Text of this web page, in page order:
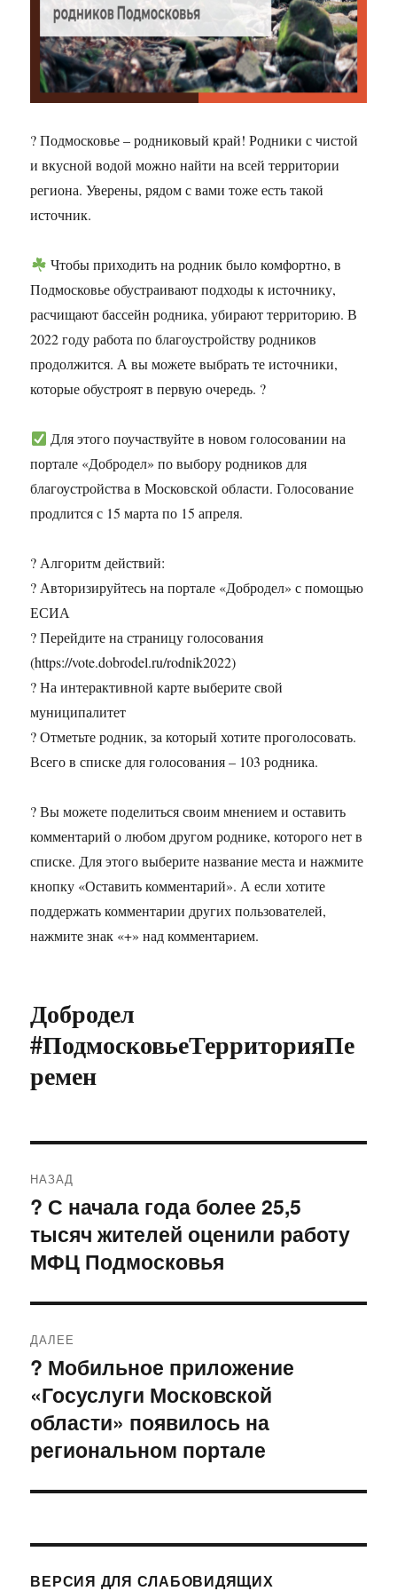
? Подмосковье – родниковый край! Родники с чистой
и вкусной водой можно найти на всей территории
региона. Уверены, рядом с вами тоже есть такой
источник.
Чтобы приходить на родник было комфортно, в
Подмосковье обустраивают подходы к источнику,
расчищают бассейн родника, убирают территорию. В
2022 году работа по благоустройству родников
продолжится. А вы можете выбрать те источники,
которые обустроят в первую очередь. ?
Для этого поучаствуйте в новом голосовании на
портале «Добродел» по выбору родников для
благоустройства в Московской области. Голосование
продлится с 15 марта по 15 апреля.
? Алгоритм действий:
? Авторизируйтесь на портале «Добродел» с помощью
ЕСИА
? Перейдите на страницу голосования
(https://vote.dobrodel.ru/rodnik2022)
? На интерактивной карте выберите свой
муниципалитет
? Отметьте родник, за который хотите проголосовать.
Всего в списке для голосования – 103 родника.
? Вы можете поделиться своим мнением и оставить
комментарий о любом другом роднике, которого нет в
списке. Для этого выберите название места и нажмите
кнопку «Оставить комментарий». А если хотите
поддержать комментарии других пользователей,
нажмите знак «+» над комментарием.
Добродел
#ПодмосковьеТерриторияПе
ремен
по
записям
НАЗАД
Предыдущая
запись:
? С начала года более 25,5
тысяч жителей оценили работу
МФЦ Подмосковья
ДАЛЕЕ
Следующая
запись:
? Мобильное приложение
«Госуслуги Московской
области» появилось на
региональном портале
ВЕРСИЯ ДЛЯ СЛАБОВИДЯЩИХ